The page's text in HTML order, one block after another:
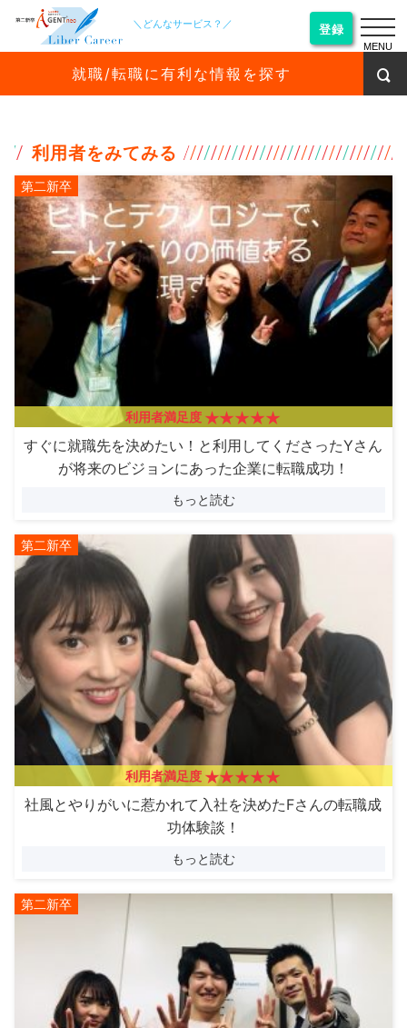
＼どんなサービス？／ 登録
就職/転職に有利な情報を探す
利用者をみてみる
第二新卒
利用者満足度
すぐに就職先を決めたい！と利用してくださったYさん
が将来のビジョンにあった企業に転職成功！
もっと読む
第二新卒
利用者満足度
社風とやりがいに惹かれて入社を決めたFさんの転職成
功体験談！
もっと読む
第二新卒
MENU